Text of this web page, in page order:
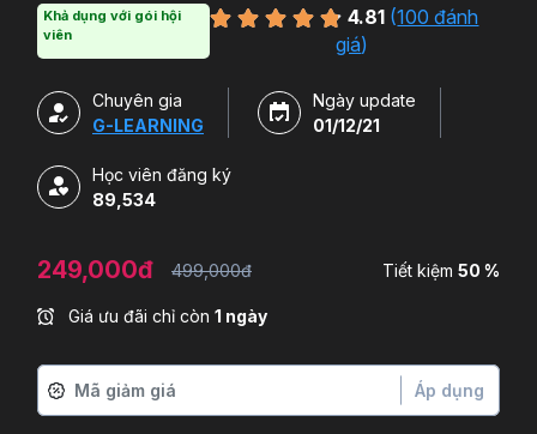
văn phòng sẽ tự tin thao tác về những hàm, công cụ
trong Excel và ứng dụng để giải quyết công việc một
Khả dụng với gói hội
viên
4.81 (100 đánh
giá)
Chuyên gia
G-LEARNING
Ngày update
01/12/21
Học viên đăng ký
89,534
249,000đ 499,000đ Tiết kiệm 50 %
Giá ưu đãi chỉ còn 1 ngày
Áp dụng